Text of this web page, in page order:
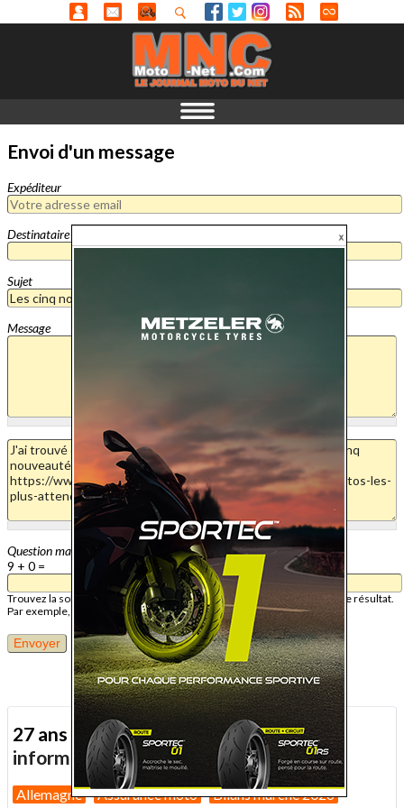
Envoi d'un message
Expéditeur
Destinataire
Sujet
Message
Question mathématique
9 + 0 =
Trouvez la solution de ce problème mathématique simple et saisissez le résultat.
Par exemple, pour 1 + 3, saisissez 4.
27 ans d'actualité moto :toutes nos
informations depuis 1999 !
Allemagne Assurance moto Bilans marché 2026